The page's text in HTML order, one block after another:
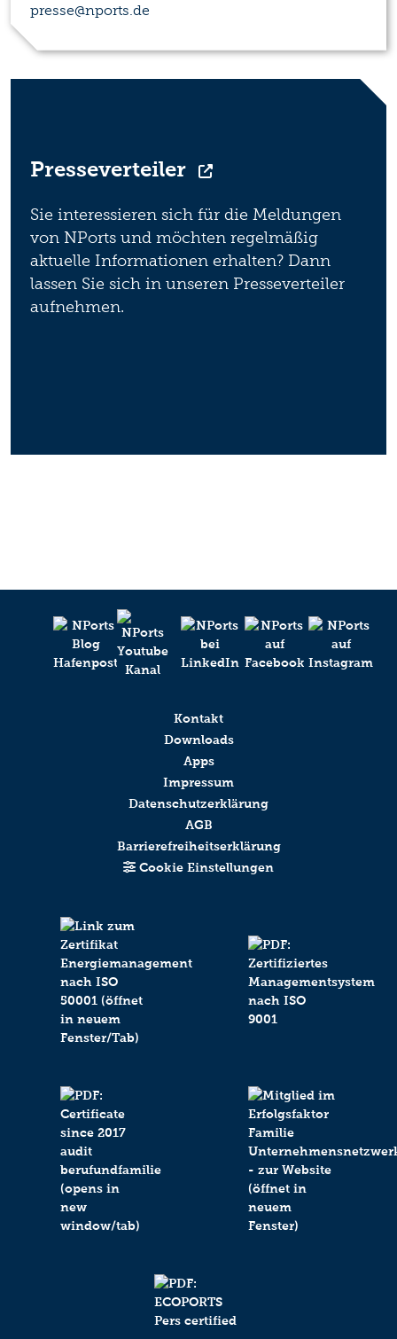
presse@nports.de
Presseverteiler
Sie interessieren sich für die Meldungen
von NPorts und möchten regelmäßig
aktuelle Informationen erhalten? Dann
lassen Sie sich in unseren Presseverteiler
aufnehmen.
Kontakt
Downloads
Apps
Impressum
Datenschutzerklärung
AGB
Barrierefreiheitserklärung
Cookie Einstellungen